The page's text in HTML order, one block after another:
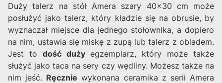
Duży talerz na stół Amera szary 40x30 cm może
posłużyć jako talerz, który kładzie się na obrusie, by
wyznaczał miejsce dla jednego stołownika, a dopiero
na nim, ustawia się miskę z zupą lub talerz z obiadem.
Jest to dość dużyegzemplarz, który może także
służyć jako taca na sery czy wędliny. Możesz także na
nim jeść. Ręcznie wykonana ceramika z serii Amera